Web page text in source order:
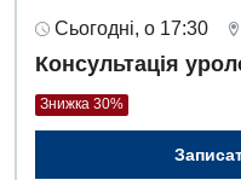
Сьогодні, о 17:30
Консультація
Знижка 30%